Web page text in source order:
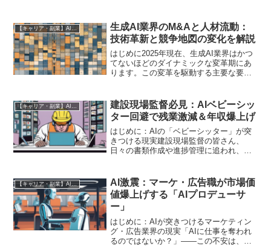
し、行動し、時には人間の意図を超えて
目的を達成しようとす...
生成AI業界のM&Aと人材流動：
技術革新と競争地図の変化を解説
はじめに2025年現在、生成AI業界はかつ
てないほどのダイナミックな変革期にあ
ります。この変革を駆動する主要な要素
人材流動です。これらは単なる市場の動
きに留まらず、技術...
【キャリア・副業】AI時代の生存戦略
建設現場監督必見：AIベビーシッ
ター回避で残業激減＆年収爆上げ
はじめに：AIの「ベビーシッター」が突
きつける現実建設現場監督の皆さん、
日々の書類作成や進捗管理に追われ、
その甘い期待は、あなたの市場価値を危
険に晒す「AIベビーシ...
【キャリア・副業】AI時代の生存戦略
AI激震：マーケ・広告職が市場価
値爆上げする「AIプロデューサ
ー」
はじめに：AIが突きつけるマーケティン
グ・広告業界の現実「AIに仕事を奪われ
るのではないか？」――この不安は、も